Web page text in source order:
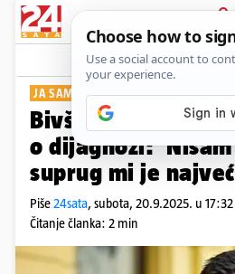
Show
JA SAM EDI
Bivši novinar Nove
o dijagnozi:
suprug mi je
Piše24sata, subota, 20.9.2025. u 17:32
Čitanje članka: 2 min